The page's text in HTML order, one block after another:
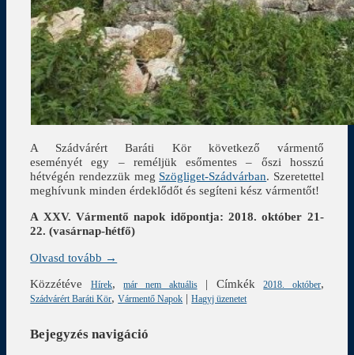
A Szádvárért Baráti Kör következő vármentő
eseményét egy – reméljük esőmentes – őszi hosszú
hétvégén rendezzük meg Szögliget-Szádvárban. Szeretettel
meghívunk minden érdeklődőt és segíteni kész vármentőt!
A XXV. Vármentő napok időpontja: 2018. október 21-
22. (vasárnap-hétfő)
Olvasd tovább →
Közzétéve
Hírek,már nem aktuális| Címkék 2018. október,
Szádvárért Baráti Kör,Vármentő Napok |Hagyj üzenetet
Bejegyzés navigáció